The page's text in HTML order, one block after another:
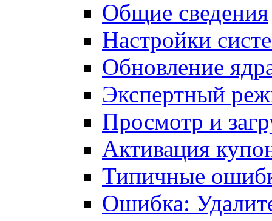
Общие сведения
Настройки
Обновление
Экспертный
Просмотр и
Активация
Типичные
Ошибка: